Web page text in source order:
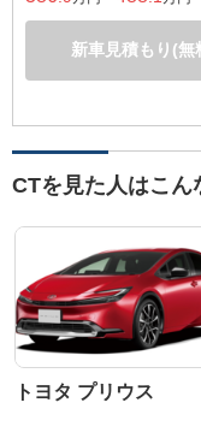
新車見積もり(無
CTを見た人はこん
トヨタ プリウス